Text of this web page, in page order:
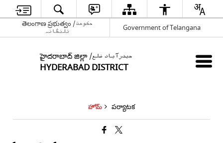
తెలంగాణ ప్రభుత్వం /حکومت
تلنگانہ
Government of Telangana
హైదరాబాద్ జిల్లా /حیدرآباد ضلع
HYDERABAD DISTRICT
హోమ్ పర్యాటక